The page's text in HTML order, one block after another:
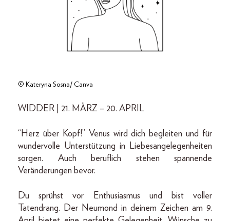
© Kateryna Sosna/ Canva
WIDDER | 21. MÄRZ – 20. APRIL
“Herz über Kopf!” Venus wird dich begleiten und für
wundervolle Unterstützung in Liebesangelegenheiten
sorgen. Auch beruflich stehen spannende
Veränderungen bevor.
Du sprühst vor Enthusiasmus und bist voller
Tatendrang. Der Neumond in deinem Zeichen am 9.